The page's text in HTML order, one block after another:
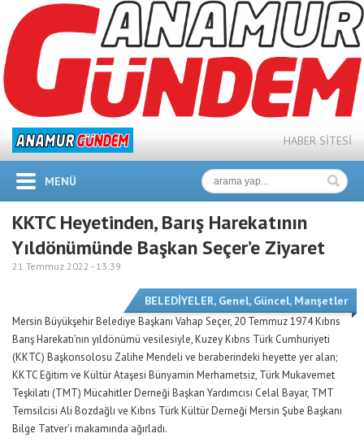
HABER SİTESİ
MENÜ
KKTC Heyetinden, Barış Harekatının
Yıldönümünde Başkan Seçer’e Ziyaret
21 Temmuz 2022 - 13:39
BELEDİYELER, Genel, Güncel, Manşetler
Mersin Büyükşehir Belediye Başkanı Vahap Seçer, 20 Temmuz 1974 Kıbrıs
Barış Harekatı’nın yıldönümü vesilesiyle, Kuzey Kıbrıs Türk Cumhuriyeti
(KKTC) Başkonsolosu Zalihe Mendeli ve beraberindeki heyette yer alan;
KKTC Eğitim ve Kültür Ataşesi Bünyamin Merhametsiz, Türk Mukavemet
Teşkilatı (TMT) Mücahitler Derneği Başkan Yardımcısı Celal Bayar, TMT
Temsilcisi Ali Bozdağlı ve Kıbrıs Türk Kültür Derneği Mersin Şube Başkanı
Bilge Tatver’i makamında ağırladı.